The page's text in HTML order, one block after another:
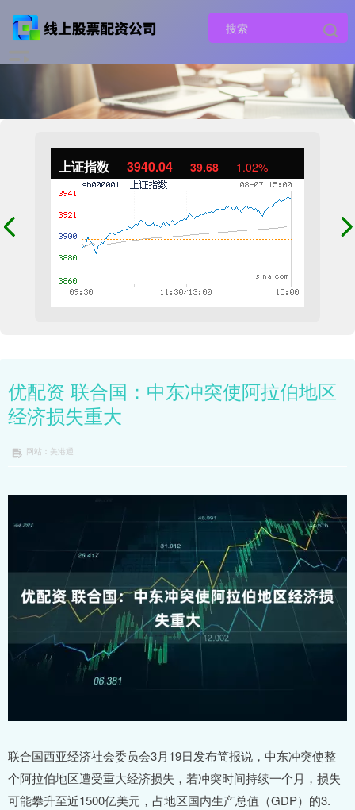
上证指数 3940.04 39.68 1.02%
优配资 联合国：中东冲突使阿拉伯地区
经济损失重大
网站：美港通
联合国西亚经济社会委员会3月19日发布简报说，中东冲突使整
个阿拉伯地区遭受重大经济损失，若冲突时间持续一个月，损失
可能攀升至近1500亿美元，占地区国内生产总值（GDP）的3.